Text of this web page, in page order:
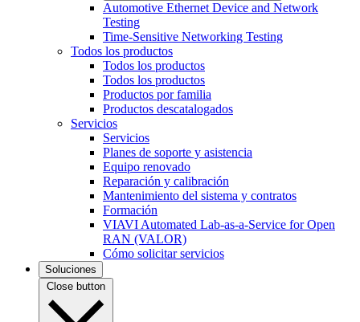
Automotive Ethernet Device and Network
Testing
Time-Sensitive Networking Testing
Todos los productos
Todos los productos
Todos los productos
Productos por familia
Productos descatalogados
Servicios
Servicios
Planes de soporte y asistencia
Equipo renovado
Reparación y calibración
Mantenimiento del sistema y contratos
Formación
VIAVI Automated Lab-as-a-Service for Open
RAN (VALOR)
Cómo solicitar servicios
Soluciones
Close button